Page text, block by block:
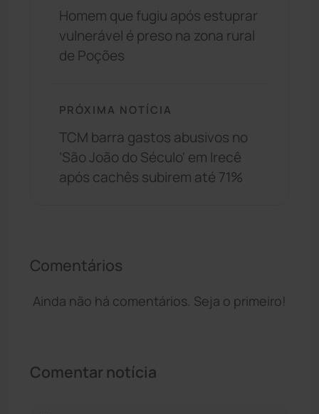
Homem que fugiu após estuprar
vulnerável é preso na zona rural
de Poções
PRÓXIMA NOTÍCIA
TCM barra gastos abusivos no
'São João do Século' em Irecê
após cachês subirem até 71%
Comentários
Ainda não há comentários. Seja o primeiro!
Comentar notícia